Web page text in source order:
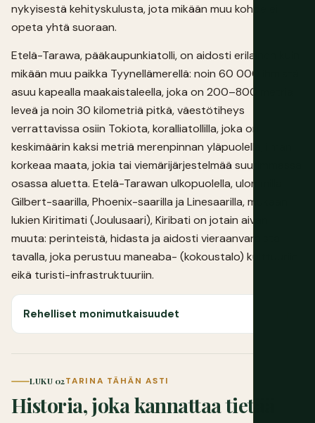
nykyisestä kehityskulusta, jota mikään muu kohde ei
opeta yhtä suoraan.
Etelä-Tarawa, pääkaupunkiatolli, on aidosti erilainen kuin
mikään muu paikka Tyynellämerellä: noin 60 000 ihmistä
asuu kapealla maakaistaleella, joka on 200–800 metriä
leveä ja noin 30 kilometriä pitkä, väestötiheys
verrattavissa osiin Tokiota, koralliatollilla, joka on
keskimäärin kaksi metriä merenpinnan yläpuolella, ilman
korkeaa maata, jokia tai viemärijärjestelmää suurimmassa
osassa aluetta. Etelä-Tarawan ulkopuolella, ulommilla
Gilbert-saarilla, Phoenix-saarilla ja Linesaarilla, mukaan
lukien Kiritimati (Joulusaari), Kiribati on jotain aivan
muuta: perinteistä, hidasta ja aidosti vieraanvaraista
tavalla, joka perustuu maneaba- (kokoustalo) kulttuuriin
eikä turisti-infrastruktuuriin.
Rehelliset monimutkaisuudet
LUKU 02TARINA TÄHÄN ASTI
Historia, joka kannattaa tietää